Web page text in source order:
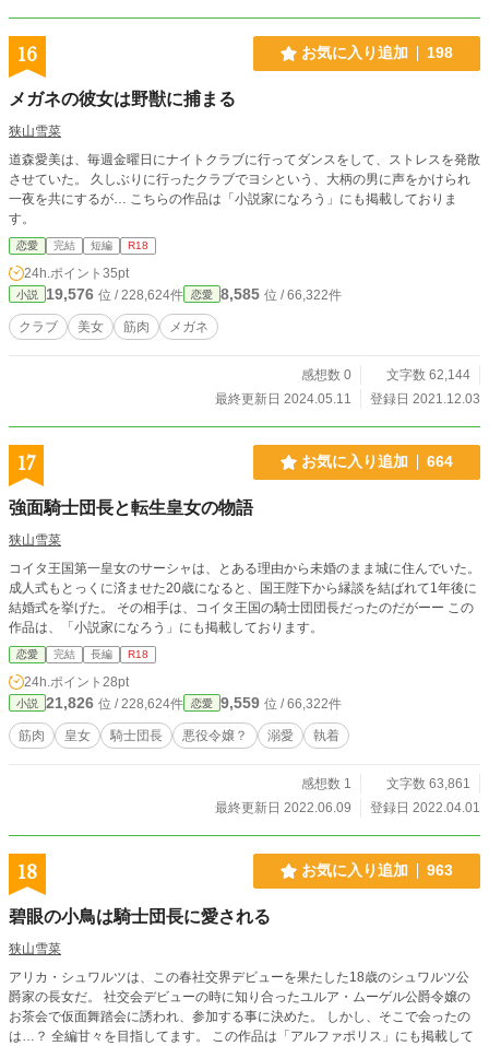
16 お気に入り追加 198
メガネの彼女は野獣に捕まる
狭山雪菜
道森愛美は、毎週金曜日にナイトクラブに行ってダンスをして、ストレスを発散
させていた。 久しぶりに行ったクラブでヨシという、大柄の男に声をかけられ
一夜を共にするが… こちらの作品は「小説家になろう」にも掲載しておりま
す。
恋愛 完結 短編 R18
24h.ポイント 35pt
小説 19,576 位 / 228,624件 恋愛 8,585 位 / 66,322件
クラブ 美女 筋肉 メガネ
感想数 0
文字数 62,144
最終更新日 2024.05.11
登録日 2021.12.03
17 お気に入り追加 664
強面騎士団長と転生皇女の物語
狭山雪菜
コイタ王国第一皇女のサーシャは、とある理由から未婚のまま城に住んでいた。
成人式もとっくに済ませた20歳になると、国王陛下から縁談を結ばれて1年後に
結婚式を挙げた。 その相手は、コイタ王国の騎士団団長だったのだがーー この
作品は、「小説家になろう」にも掲載しております。
恋愛 完結 長編 R18
24h.ポイント 28pt
小説 21,826 位 / 228,624件 恋愛 9,559 位 / 66,322件
筋肉 皇女 騎士団長 悪役令嬢？ 溺愛 執着
感想数 1
文字数 63,861
最終更新日 2022.06.09
登録日 2022.04.01
18 お気に入り追加 963
碧眼の小鳥は騎士団長に愛される
狭山雪菜
アリカ・シュワルツは、この春社交界デビューを果たした18歳のシュワルツ公
爵家の長女だ。 社交会デビューの時に知り合ったユルア・ムーゲル公爵令嬢の
お茶会で仮面舞踏会に誘われ、参加する事に決めた。 しかし、そこで会ったの
は…？ 全編甘々を目指してます。 この作品は「アルファポリス」にも掲載して